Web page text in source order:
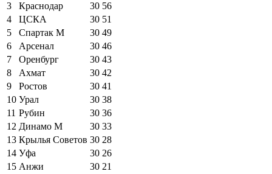
3
Краснодар 30 56
4
ЦСКА 30 51
5
Спартак М 30 49
6
Арсенал 30 46
7
Оренбург 30 43
8
Ахмат 30 42
9
Ростов 30 41
10 Урал 30 38
11 Рубин 30 36
12 Динамо М 30 33
13 Крылья Советов 30 28
14 Уфа 30 26
15 Анжи 30 21